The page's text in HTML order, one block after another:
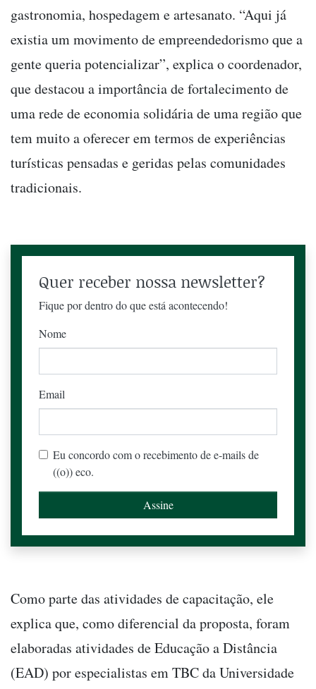
gastronomia, hospedagem e artesanato. “Aqui já
existia um movimento de empreendedorismo que a
gente queria potencializar”, explica o coordenador,
que destacou a importância de fortalecimento de
uma rede de economia solidária de uma região que
tem muito a oferecer em termos de experiências
turísticas pensadas e geridas pelas comunidades
tradicionais.
Quer receber nossa newsletter?
Fique por dentro do que está acontecendo!
Nome
Email
Eu concordo com o recebimento de e-mails de
((o)) eco.
Como parte das atividades de capacitação, ele
explica que, como diferencial da proposta, foram
elaboradas atividades de Educação a Distância
(EAD) por especialistas em TBC da Universidade